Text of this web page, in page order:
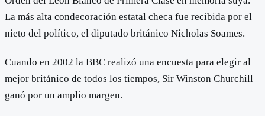
La más alta condecoración estatal checa fue recibida por el
nieto del político, el diputado británico Nicholas Soames.
Cuando en 2002 la BBC realizó una encuesta para elegir al
mejor británico de todos los tiempos, Sir Winston Churchill
ganó por un amplio margen.